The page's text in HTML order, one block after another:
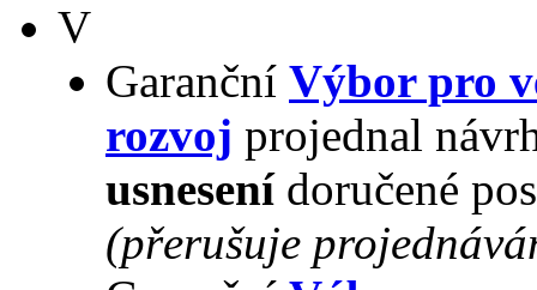
V
Garanční Výbor pro
rozvoj projednal
usnesenídoručené
(přerušuje